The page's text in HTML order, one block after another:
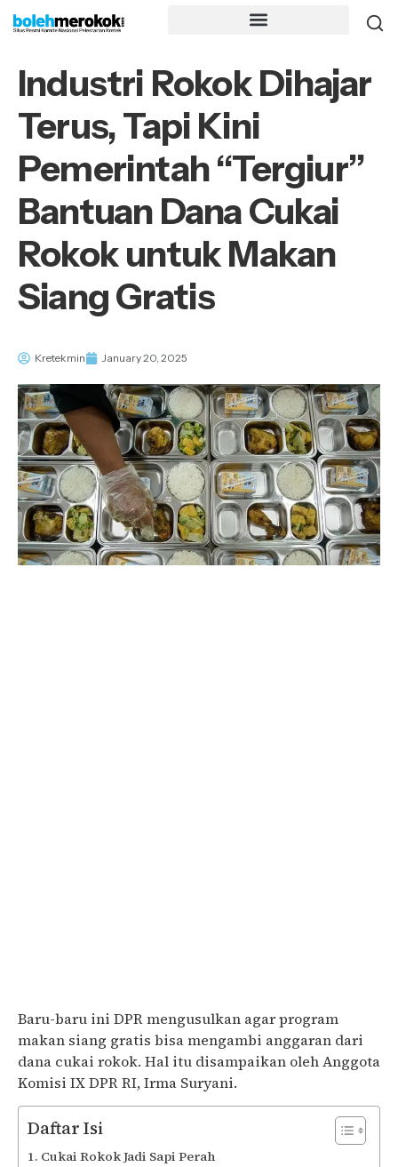
Industri Rokok Dihajar
Terus, Tapi Kini
Pemerintah “Tergiur”
Bantuan Dana Cukai
Rokok untuk Makan
Siang Gratis
Kretekmin January 20, 2025
Baru-baru ini DPR mengusulkan agar program
makan siang gratis bisa mengambi anggaran dari
dana cukai rokok. Hal itu disampaikan oleh Anggota
Komisi IX DPR RI, Irma Suryani.
Daftar Isi
Cukai Rokok Jadi Sapi Perah